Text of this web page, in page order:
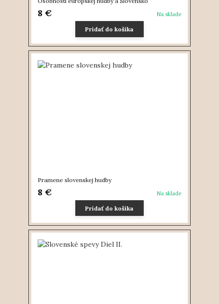
8 € Na sklade
Pridať do košíka
Pramene slovenskej hudby
8 € Na sklade
Pridať do košíka